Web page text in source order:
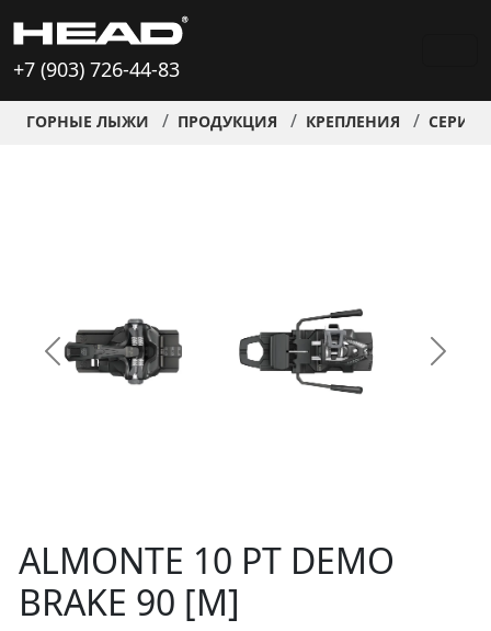
+7 (903) 726-44-83
ГОРНЫЕ ЛЫЖИ ПРОДУКЦИЯ КРЕПЛЕНИЯ СЕРИЯ
ALMONTE 10 PT DEMO
BRAKE 90 [M]